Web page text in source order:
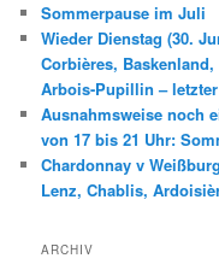
Sommerpause im Juli
Wieder Dienstag (30.
Corbières,
Arbois-Pupillin –
Ausnahmsweise noch
von 17 bis 21 Uhr:
Chardonnay v
Lenz, Chablis,
ARCHIV